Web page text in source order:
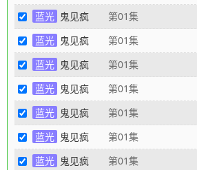
蓝光 鬼见疯 第01集
蓝光 鬼见疯 第01集
蓝光 鬼见疯 第01集
蓝光 鬼见疯 第01集
蓝光 鬼见疯 第01集
蓝光 鬼见疯 第01集
蓝光 鬼见疯 第01集